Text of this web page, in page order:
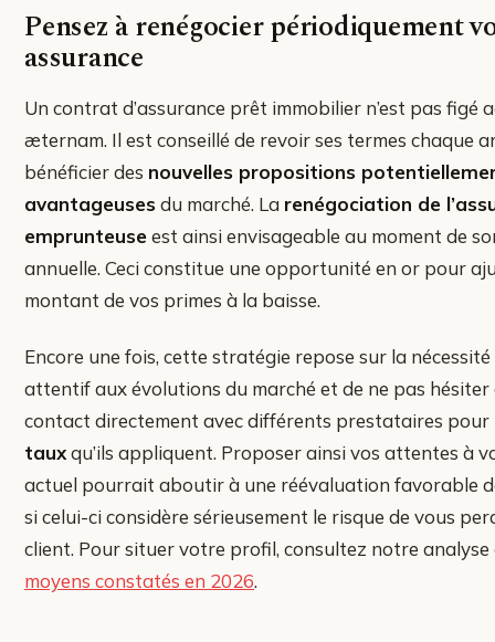
Pensez à renégocier périodiquement
assurance
Un contrat d’assurance prêt immobilier n’est pas figé
æternam. Il est conseillé de revoir ses termes chaque
bénéficier des nouvelles propositions
avantageuses du marché. La renégociation de
emprunteuseest ainsi envisageable au moment de
annuelle. Ceci constitue une opportunité en or pour
montant de vos primes à la baisse.
Encore une fois, cette stratégie repose sur la
attentif aux évolutions du marché et de ne pas hésiter
contact directement avec différents prestataires pour
tauxqu’ils appliquent. Proposer ainsi vos attentes à
actuel pourrait aboutir à une réévaluation favorable
si celui-ci considère sérieusement le risque de vous
client. Pour situer votre profil, consultez notre
moyens constatés en 2026.